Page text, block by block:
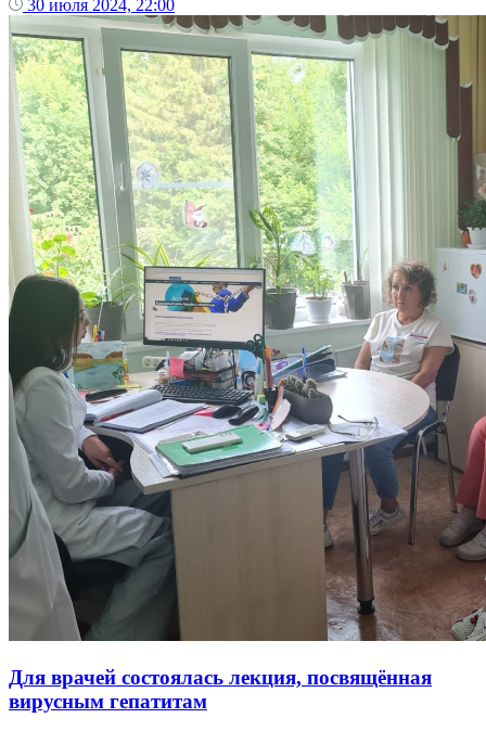
30 июля 2024, 22:00
Для врачей состоялась лекция, посвящённая
вирусным гепатитам